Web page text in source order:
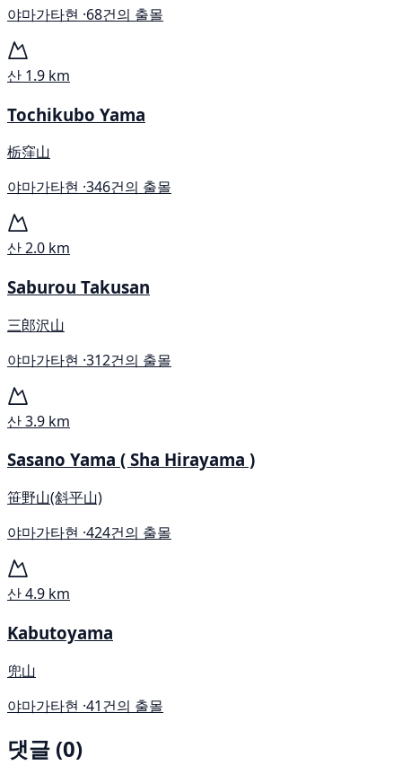
야마가타현 ·68건의 출몰
산 1.9 km
Tochikubo Yama
栃窪山
야마가타현 ·346건의 출몰
산2.0 km
Saburou Takusan
三郎沢山
야마가타현 ·312건의 출몰
산3.9 km
Sasano Yama ( Sha Hirayama )
笹野山(斜平山)
야마가타현 ·424건의 출몰
산4.9 km
Kabutoyama
兜山
야마가타현 ·41건의 출몰
댓글 (0)